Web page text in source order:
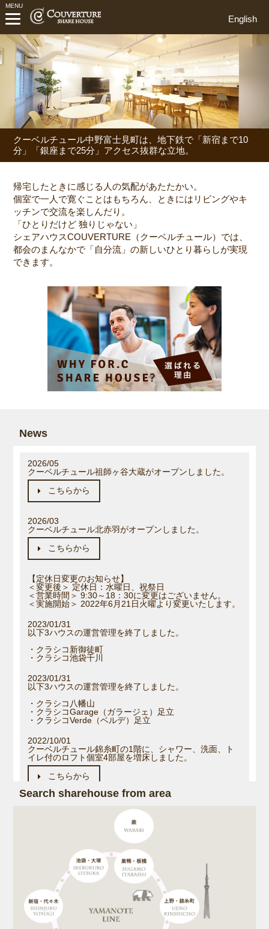
MENU
English
クーベルチュール中野富士見町は、地下鉄で「新宿まで10
分」「銀座まで25分」アクセス抜群な立地。
帰宅したときに感じる人の気配があたたかい。
個室で一人で寛ぐことはもちろん、ときにはリビングやキ
ッチンで交流を楽しんだり。
「ひとりだけど 独りじゃない」
シェアハウスCOUVERTURE（クーベルチュール）では、
都会のまんなかで「自分流」の新しいひとり暮らしが実現
できます。
News
2026/05
クーベルチュール祖師ヶ谷大蔵がオープンしました。
こちらから
2026/03
クーベルチュール北赤羽がオープンしました。
こちらから
【定休日変更のお知らせ】
＜変更後＞ 定休日：水曜日、祝祭日
＜営業時間＞ 9:30～18：30に変更はございません。
＜実施開始＞ 2022年6月21日火曜より変更いたします。
2023/01/31
以下3ハウスの運営管理を終了しました。
・クラシコ新御徒町
・クラシコ池袋千川
2023/01/31
以下3ハウスの運営管理を終了しました。
・クラシコ八幡山
・クラシコGarage（ガラージェ）足立
・クラシコVerde（ベルデ）足立
2022/10/01
クーベルチュール錦糸町の1階に、シャワー、洗面、ト
イレ付のロフト個室4部屋を増床しました。
こちらから
COCONわらびリニューアルオープンしました。
2022/01/01
クーベルチュール代々木公園リニューアルオープンしま
こちらから
Search sharehouse from area